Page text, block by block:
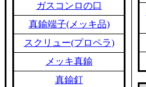
ガスコンロの口
真鍮端子(メッキ品)
スクリュー(プロペラ)
メッキ真鍮
真鍮釘